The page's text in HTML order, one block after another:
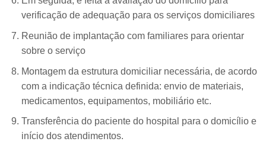
verificação de adequação para os serviços domiciliares
Reunião de implantação com familiares para orientar
sobre o serviço
Montagem da estrutura domiciliar necessária, de acordo
com a indicação técnica definida: envio de materiais,
medicamentos, equipamentos, mobiliário etc.
Transferência do paciente do hospital para o domicílio e
início dos atendimentos.